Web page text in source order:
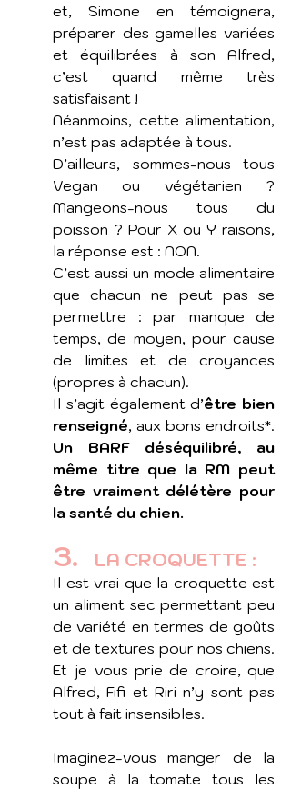
et, Simone en témoignera,
préparer des gamelles variées
et équilibrées à son Alfred,
c’est quand même très
satisfaisant !
Néanmoins, cette alimentation,
n’est pas adaptée à tous.
D’ailleurs, sommes-nous tous
Vegan ou végétarien ?
Mangeons-nous tous du
poisson ? Pour X ou Y raisons,
la réponse est : NON.
C’est aussi un mode alimentaire
que chacun ne peut pas se
permettre : par manque de
temps, de moyen, pour cause
de limites et de croyances
(propres à chacun).
Il s’agit également d’être bien
renseigné
Un BARF déséquilibré, au
même titre que la RM peut
être vraiment délétère pour
la santé du chien.
3.
  LA CROQUETTE :
Il est vrai que la croquette est
un aliment sec permettant peu
de variété en termes de goûts
et de textures pour nos chiens.
Et je vous prie de croire, que
Alfred, Fifi et Riri n’y sont pas
tout à fait insensibles.
Imaginez-vous manger de la
soupe à la tomate tous les